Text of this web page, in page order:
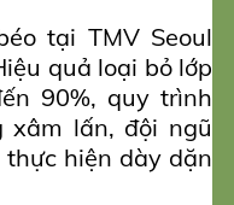
tại TMV Seoul
quả loại bỏ lớp
90%, quy trình
xâm lấn, đội ngũ
hiện dày dặn